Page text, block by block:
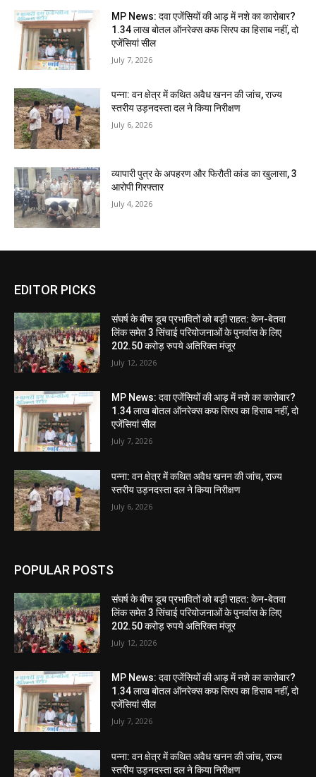
MP News: दवा एजेंसियों की आड़ में नशे का कारोबार?
1.34 लाख बोतल ऑनरेक्स कफ सिरप का हिसाब नहीं, दो
एजेंसियां सील
July 7, 2026
पन्ना: वन क्षेत्र में कथित अवैध खनन की जांच, राज्य
स्तरीय उड़नदस्ता दल ने किया निरीक्षण
July 6, 2026
व्यापारी पुत्र के अपहरण और फिरौती कांड का खुलासा, 3
आरोपी गिरफ्तार
July 4, 2026
EDITOR PICKS
संघर्ष के बीच डूब प्रभावितों को बड़ी राहत: केन-बेतवा
लिंक समेत 3 सिंचाई परियोजनाओं के पुनर्वास के लिए
202.50 करोड़ रुपये अतिरिक्त मंजूर
July 12, 2026
MP News: दवा एजेंसियों की आड़ में नशे का कारोबार?
1.34 लाख बोतल ऑनरेक्स कफ सिरप का हिसाब नहीं, दो
एजेंसियां सील
July 7, 2026
पन्ना: वन क्षेत्र में कथित अवैध खनन की जांच, राज्य
स्तरीय उड़नदस्ता दल ने किया निरीक्षण
July 6, 2026
POPULAR POSTS
संघर्ष के बीच डूब प्रभावितों को बड़ी राहत: केन-बेतवा
लिंक समेत 3 सिंचाई परियोजनाओं के पुनर्वास के लिए
202.50 करोड़ रुपये अतिरिक्त मंजूर
July 12, 2026
MP News: दवा एजेंसियों की आड़ में नशे का कारोबार?
1.34 लाख बोतल ऑनरेक्स कफ सिरप का हिसाब नहीं, दो
एजेंसियां सील
July 7, 2026
पन्ना: वन क्षेत्र में कथित अवैध खनन की जांच, राज्य
स्तरीय उड़नदस्ता दल ने किया निरीक्षण